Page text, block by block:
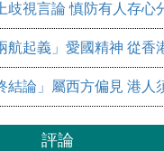
歧視言論 慎防有人存心
航起義」愛國精神 從香
結論」屬西方偏見 港人
評論